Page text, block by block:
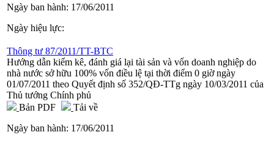
Ngày ban hành: 17/06/2011
Ngày hiệu lực:
Thông tư 87/2011/TT-BTC
Hướng dẫn kiểm kê, đánh giá lại tài sản và vốn doanh nghiệp do
nhà nước sở hữu 100% vốn điều lệ tại thời điểm 0 giờ ngày
01/07/2011 theo Quyết định số 352/QĐ-TTg ngày 10/03/2011 của
Thủ tướng Chính phủ
Bản PDF
Tải về
Ngày ban hành: 17/06/2011